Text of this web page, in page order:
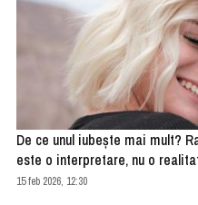
De ce unul iubește mai mult?
este o interpretare, nu o
15 feb 2026, 12:30